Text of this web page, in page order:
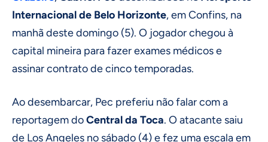
Internacional de Belo Horizonte, em Confins, na
manhã deste domingo (5). O jogador chegou à
capital mineira para fazer exames médicos e
assinar contrato de cinco temporadas.
Ao desembarcar, Pec preferiu não falar com a
reportagem doCentral da Toca. O atacante saiu
de Los Angeles no sábado (4) e fez uma escala em